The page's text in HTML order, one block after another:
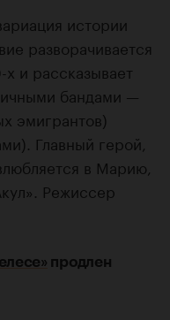
истории
разворачивается
и рассказывает
бандами —
эмигрантов)
Главный герой,
в Марию,
Режиссер
продлен